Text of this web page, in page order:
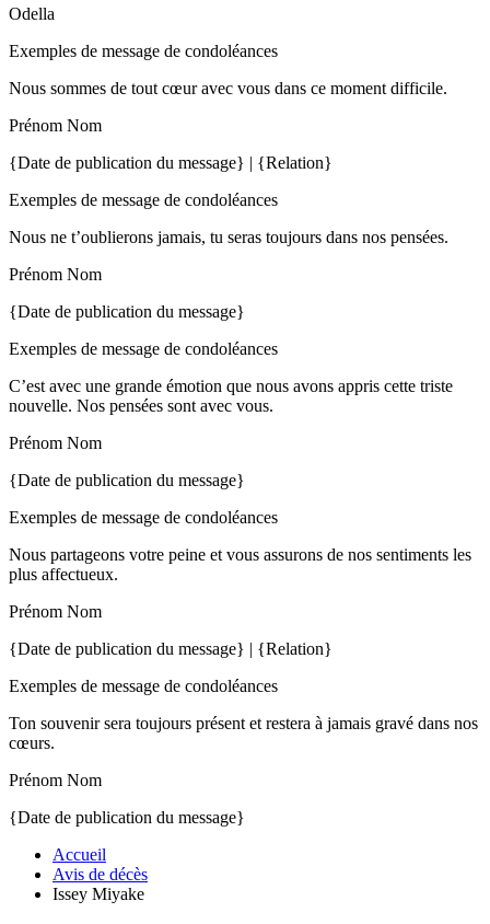
Odella
Exemples de message de condoléances
Nous sommes de tout cœur avec vous dans ce moment difficile.
Prénom Nom
{Date de publication du message} | {Relation}
Exemples de message de condoléances
Nous ne t’oublierons jamais, tu seras toujours dans nos pensées.
Prénom Nom
{Date de publication du message}
Exemples de message de condoléances
C’est avec une grande émotion que nous avons appris cette triste
nouvelle. Nos pensées sont avec vous.
Prénom Nom
{Date de publication du message}
Exemples de message de condoléances
Nous partageons votre peine et vous assurons de nos sentiments les
plus affectueux.
Prénom Nom
{Date de publication du message} | {Relation}
Exemples de message de condoléances
Ton souvenir sera toujours présent et restera à jamais gravé dans nos
cœurs.
Prénom Nom
{Date de publication du message}
Accueil
Avis de décès
Issey Miyake